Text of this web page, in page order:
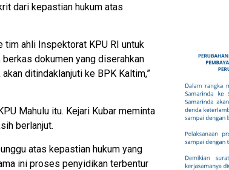
dari kepastian hukum atas
tim ahli Inspektorat KPU RI untuk
dokumen yang diserahkan
ditindaklanjuti ke BPK Kaltim,”
Mahulu itu. Kejari Kubar meminta
berlanjut.
atas kepastian hukum yang
ini proses penyidikan terbentur